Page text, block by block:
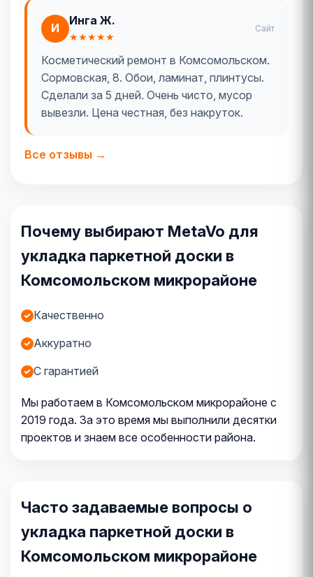
И
Инга Ж.
★★★★★
Сайт
Косметический ремонт в Комсомольском.
Сормовская, 8. Обои, ламинат, плинтусы.
Сделали за 5 дней. Очень чисто, мусор
вывезли. Цена честная, без накруток.
Все отзывы →
Почему выбирают MetaVo для
укладка паркетной доски в
Комсомольском микрорайоне
Качественно
Аккуратно
С гарантией
Мы работаем в Комсомольском микрорайоне с
2019 года. За это время мы выполнили десятки
проектов и знаем все особенности района.
Часто задаваемые вопросы о
укладка паркетной доски в
Комсомольском микрорайоне